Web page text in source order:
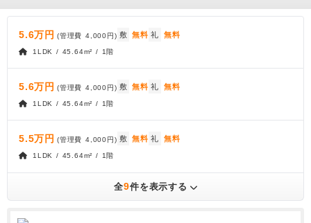
5.6万円 (管理費 4,000円) 敷 無料 礼 無料
1LDK / 45.64m² / 1階
5.6万円 (管理費 4,000円) 敷 無料 礼 無料
1LDK / 45.64m² / 1階
5.5万円 (管理費 4,000円) 敷 無料 礼 無料
1LDK / 45.64m² / 1階
全9件を表示する